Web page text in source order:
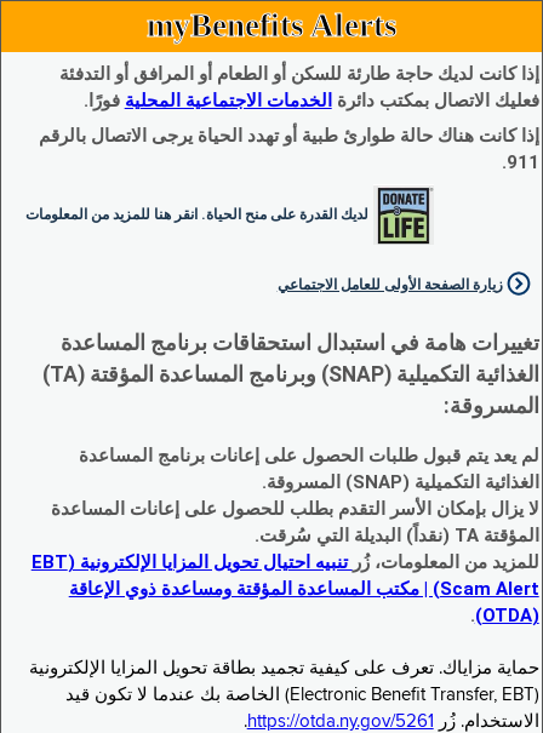
myBenefits Alerts
إذا كانت لديك حاجة طارئة للسكن أو الطعام أو المرافق أو التدفئة
فعليك الاتصال بمكتب دائرة الخدمات الاجتماعية المحلية فورًا.
إذا كانت هناك حالة طوارئ طبية أو تهدد الحياة يرجى الاتصال بالرقم
911.
لديك القدرة على منح الحياة. انقر هنا للمزيد من المعلومات
زيارة الصفحة الأولى للعامل الاجتماعي
تغييرات هامة في استبدال استحقاقات برنامج المساعدة
الغذائية التكميلية (SNAP) وبرنامج المساعدة المؤقتة (TA)
المسروقة:
لم يعد يتم قبول طلبات الحصول على إعانات برنامج المساعدة
الغذائية التكميلية (SNAP) المسروقة.
لا يزال بإمكان الأسر التقدم بطلب للحصول على إعانات المساعدة
المؤقتة TA (نقداً) البديلة التي سُرقت.
للمزيد من المعلومات، زُر
تنبيه احتيال تحويل المزايا الإلكترونية (EBT
Scam Alert) | مكتب المساعدة المؤقتة ومساعدة ذوي الإعاقة
(OTDA)
.
حماية مزاياك. تعرف على كيفية تجميد بطاقة تحويل المزايا الإلكترونية
(Electronic Benefit Transfer, EBT) الخاصة بك عندما لا تكون قيد
الاستخدام. زُر
https://otda.ny.gov/5261
.